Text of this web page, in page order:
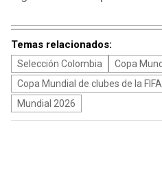
Temas relacionados:
Selección Colombia
Copa
Copa Mundial de clubes de la FIFA
Mundial 2026